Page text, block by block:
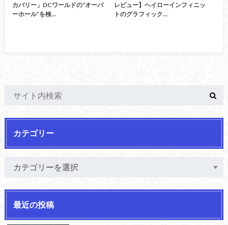
カバリー」DCワールドの“オーバ
ーホール”を検…
レビュー】ヘイローインフィニッ
トのグラフィック…
カテゴリー
最近の投稿